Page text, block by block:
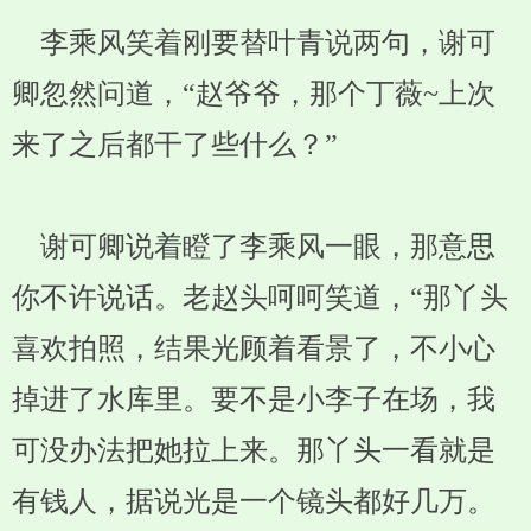
李乘风笑着刚要替叶青说两句，谢可
卿忽然问道，“赵爷爷，那个丁薇~上次
来了之后都干了些什么？”
谢可卿说着瞪了李乘风一眼，那意思
你不许说话。老赵头呵呵笑道，“那丫头
喜欢拍照，结果光顾着看景了，不小心
掉进了水库里。要不是小李子在场，我
可没办法把她拉上来。那丫头一看就是
有钱人，据说光是一个镜头都好几万。